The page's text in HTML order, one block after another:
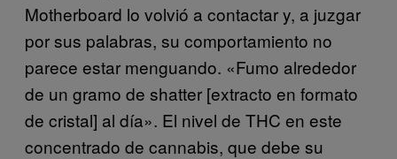
Motherboard lo volvió a contactar y, a juzgar
por sus palabras, su comportamiento no
parece estar menguando. «Fumo alrededor
de un gramo de shatter [extracto en formato
de cristal] al día». El nivel de THC en este
concentrado de cannabis, que debe su